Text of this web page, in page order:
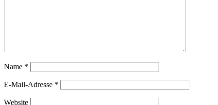
Name *
E-Mail-Adresse *
Website